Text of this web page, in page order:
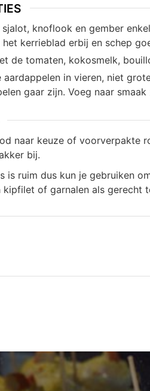
sjalot, knoflook en gember
het kerrieblad erbij en schep
de tomaten, kokosmelk,
aardappelen in vieren, niet
gaar zijn. Voeg naar
naar keuze of voorverpakte
bij.
is ruim dus kun je gebruiken
of garnalen als gerecht